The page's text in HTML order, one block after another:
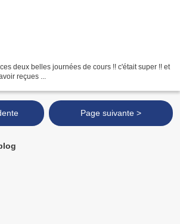
deux belles journées de cours !! c'était super !! et
reçues ...
Page suivante >